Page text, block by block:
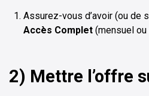
Assurez-vous d’avoir (ou de
Accès Complet (mensuel ou
2) Mettre l’offre